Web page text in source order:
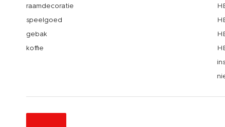
raamdecoratie
speelgoed
gebak
koffie